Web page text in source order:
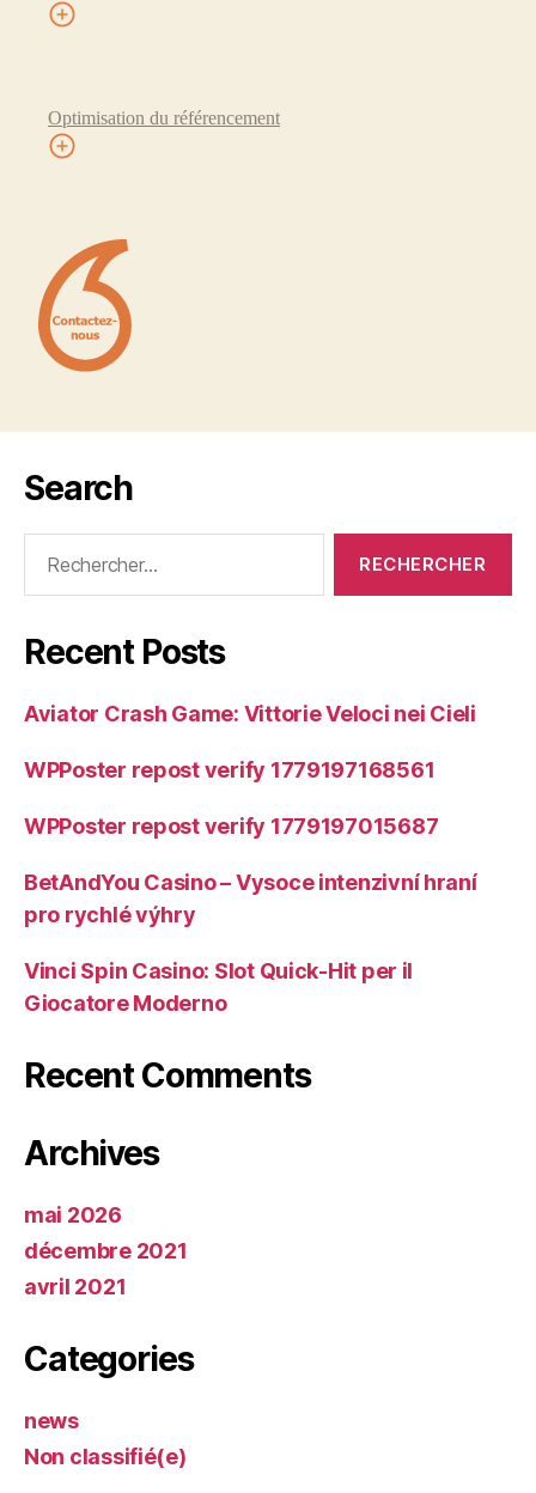
Optimisation du référencement
Search
Recent Posts
Aviator Crash Game: Vittorie Veloci nei Cieli
WPPoster repost verify 1779197168561
WPPoster repost verify 1779197015687
BetAndYou Casino – Vysoce intenzivní hraní
pro rychlé výhry
Vinci Spin Casino: Slot Quick‑Hit per il
Giocatore Moderno
Recent Comments
Archives
mai 2026
décembre 2021
avril 2021
Categories
news
Non classifié(e)